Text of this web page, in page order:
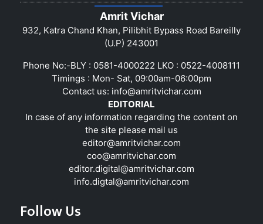
Amrit Vichar
932, Katra Chand Khan, Pilibhit Bypass Road Bareilly
(U.P) 243001
Phone No:-BLY : 0581-4000222 LKO : 0522-4008111
Timings : Mon- Sat, 09:00am-06:00pm
Contact us: info@amritvichar.com
EDITORIAL
In case of any information regarding the content on
the site please mail us
editor@amritvichar.com
coo@amritvichar.com
editor.digital@amritvichar.com
info.digtal@amritvichar.com
Follow Us